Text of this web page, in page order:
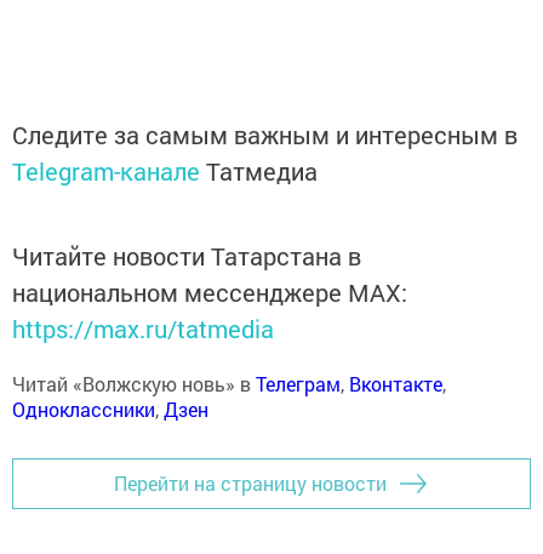
Следите за самым важным и интересным в
Telegram-канале Татмедиа
Читайте новости Татарстана в
национальном мессенджере MАХ:
https://max.ru/tatmedia
Читай «Волжскую новь» вТелеграм, Вконтакте,
Одноклассники,Дзен
Перейти на страницу новости